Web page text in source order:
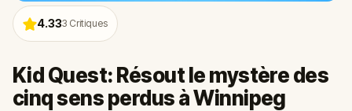
4.333 Critiques
Kid Quest: Résout le mystère des
cinq sens perdus à Winnipeg